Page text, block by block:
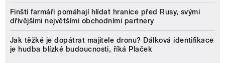
Finští farmáři pomáhají hlídat hranice před Rusy, svými
dřívějšími největšími obchodními partnery
Jak těžké je dopátrat majitele dronu? Dálková identifikace
je hudba blízké budoucnosti, říká Plaček